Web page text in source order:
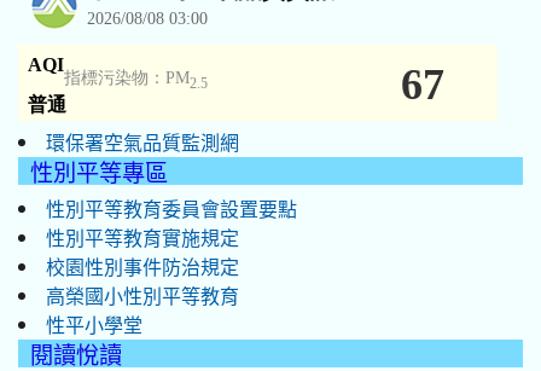
環保署空氣品質監測網
性別平等專區
性別平等教育委員會設置要點
性別平等教育實施規定
校園性別事件防治規定
高榮國小性別平等教育
性平小學堂
閱讀悅讀